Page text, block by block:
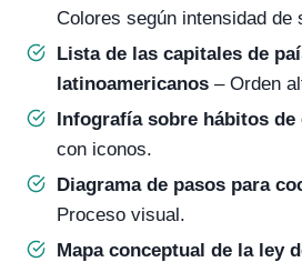
Colores según intensidad de
Lista de las capitales de
latinoamericanos – Orden
Infografía sobre hábitos de
con iconos.
Diagrama de pasos para
Proceso visual.
Mapa conceptual de la ley